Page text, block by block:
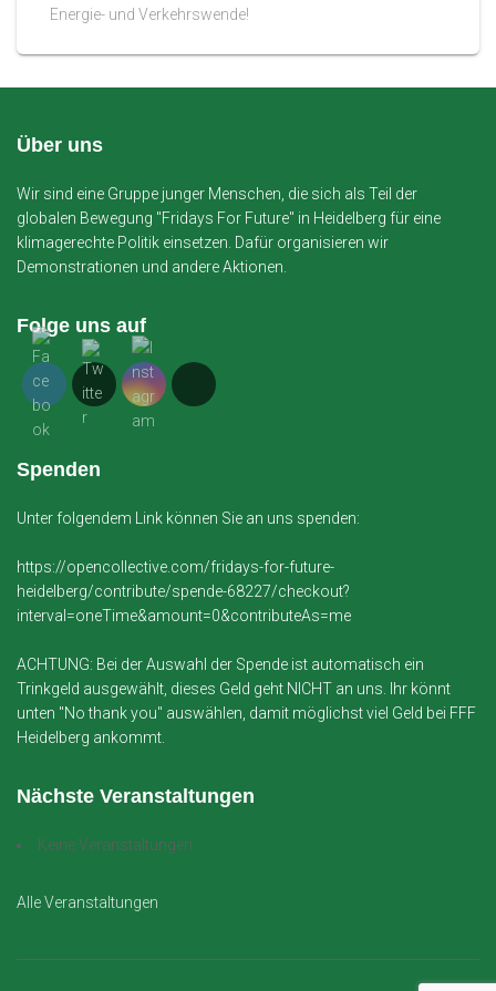
Energie- und Verkehrswende!
Über uns
Wir sind eine Gruppe junger Menschen, die sich als Teil der
globalen Bewegung "Fridays For Future" in Heidelberg für eine
klimagerechte Politik einsetzen. Dafür organisieren wir
Demonstrationen und andere Aktionen.
Folge uns auf
Spenden
Unter folgendem Link können Sie an uns spenden:
https://opencollective.com/fridays-for-future-
heidelberg/contribute/spende-68227/checkout?
interval=oneTime&amount=0&contributeAs=me
ACHTUNG: Bei der Auswahl der Spende ist automatisch ein
Trinkgeld ausgewählt, dieses Geld geht NICHT an uns. Ihr könnt
unten "No thank you" auswählen, damit möglichst viel Geld bei FFF
Heidelberg ankommt.
Nächste Veranstaltungen
Keine Veranstaltungen
Alle Veranstaltungen